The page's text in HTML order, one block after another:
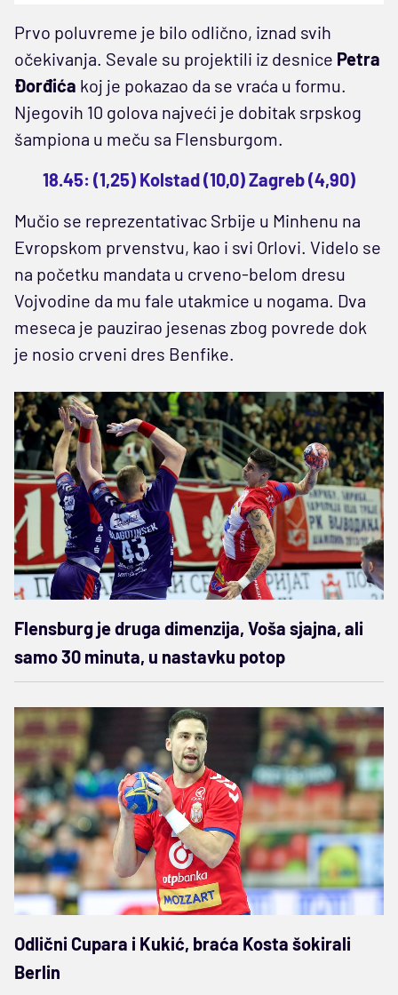
Prvo poluvreme je bilo odlično, iznad svih
očekivanja. Sevale su projektili iz desnice Petra
Đorđića koj je pokazao da se vraća u formu.
Njegovih 10 golova najveći je dobitak srpskog
šampiona u meču sa Flensburgom.
18.45: (1,25) Kolstad (10,0) Zagreb (4,90)
Mučio se reprezentativac Srbije u Minhenu na
Evropskom prvenstvu, kao i svi Orlovi. Videlo se
na početku mandata u crveno-belom dresu
Vojvodine da mu fale utakmice u nogama. Dva
meseca je pauzirao jesenas zbog povrede dok
je nosio crveni dres Benfike.
Flensburg je druga dimenzija, Voša sjajna, ali
samo 30 minuta, u nastavku potop
Odlični Cupara i Kukić, braća Kosta šokirali
Berlin